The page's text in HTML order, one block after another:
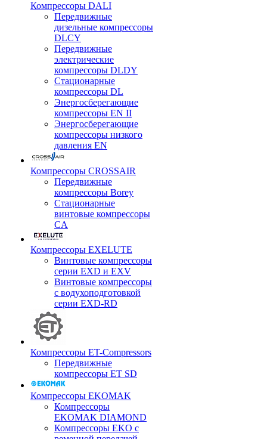
Компрессоры DALI
Передвижные
дизельные компрессоры
DLCY
Передвижные
электрические
компрессоры DLDY
Стационарные
компрессоры DL
Энергосберегающие
компрессоры EN II
Энергосберегающие
компрессоры низкого
давления EN
Компрессоры CROSSAIR
Передвижные
компрессоры Borey
Стационарные
винтовые компрессоры
CA
Компрессоры EXELUTE
Винтовые компрессоры
серии EXD и EXV
Винтовые компрессоры
с водухоподготовкой
серии EXD-RD
Компрессоры ET-Compressors
Передвижные
компрессоры ET SD
Компрессоры EKOMAK
Компрессоры
EKOMAK DIAMOND
Компрессоры EKO c